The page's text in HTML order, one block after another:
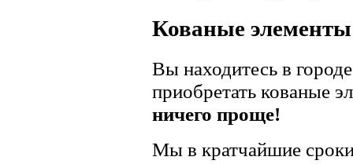
Кованые
Вы находитесь в
приобретать кованые
ничего проще!
Мы в кратчайшие